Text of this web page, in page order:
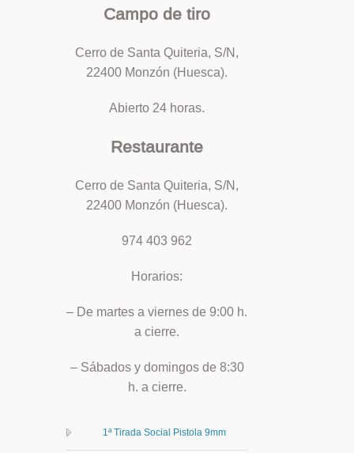
Campo de tiro
Cerro de Santa Quiteria, S/N,
22400 Monzón (Huesca).
Abierto 24 horas.
Restaurante
Cerro de Santa Quiteria, S/N,
22400 Monzón (Huesca).
974 403 962
Horarios:
– De martes a viernes de 9:00 h.
a cierre.
– Sábados y domingos de 8:30
h. a cierre.
1ª Tirada Social Pistola 9mm